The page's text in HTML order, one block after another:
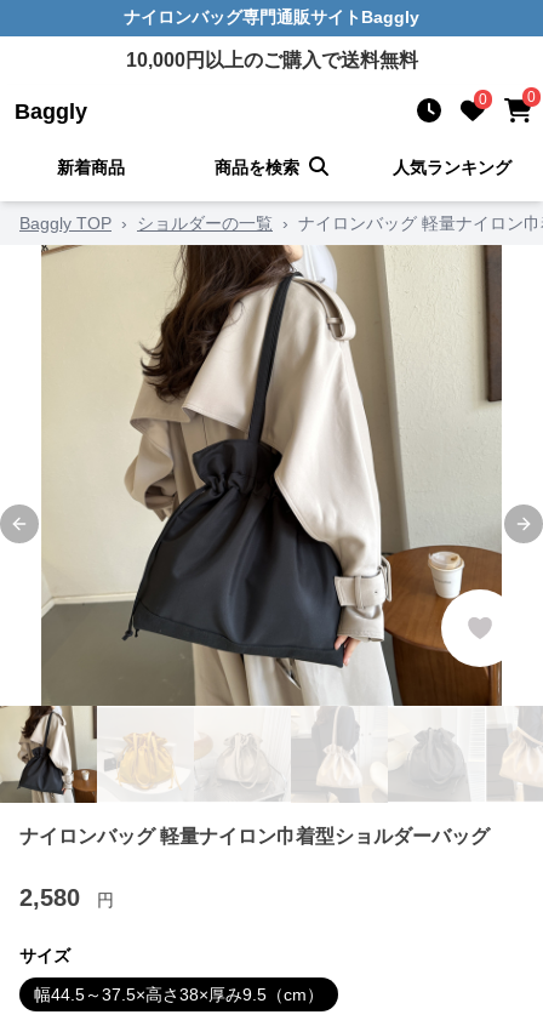
ナイロンバッグ専門通販サイト Baggly
10,000円以上のご購入で送料無料
Baggly 0 0
新着商品 商品を検索 人気ランキング
Baggly TOP › ショルダーの一覧 › ナイロンバッグ 軽量ナイロン
Previous slide
ナイロンバッグ 軽量ナイロン巾着型ショルダーバッグ
2,580 円
サイズ
幅44.5～37.5×高さ38×厚み9.5（cm）